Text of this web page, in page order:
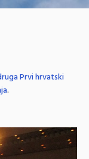
Prvi hrvatski
.